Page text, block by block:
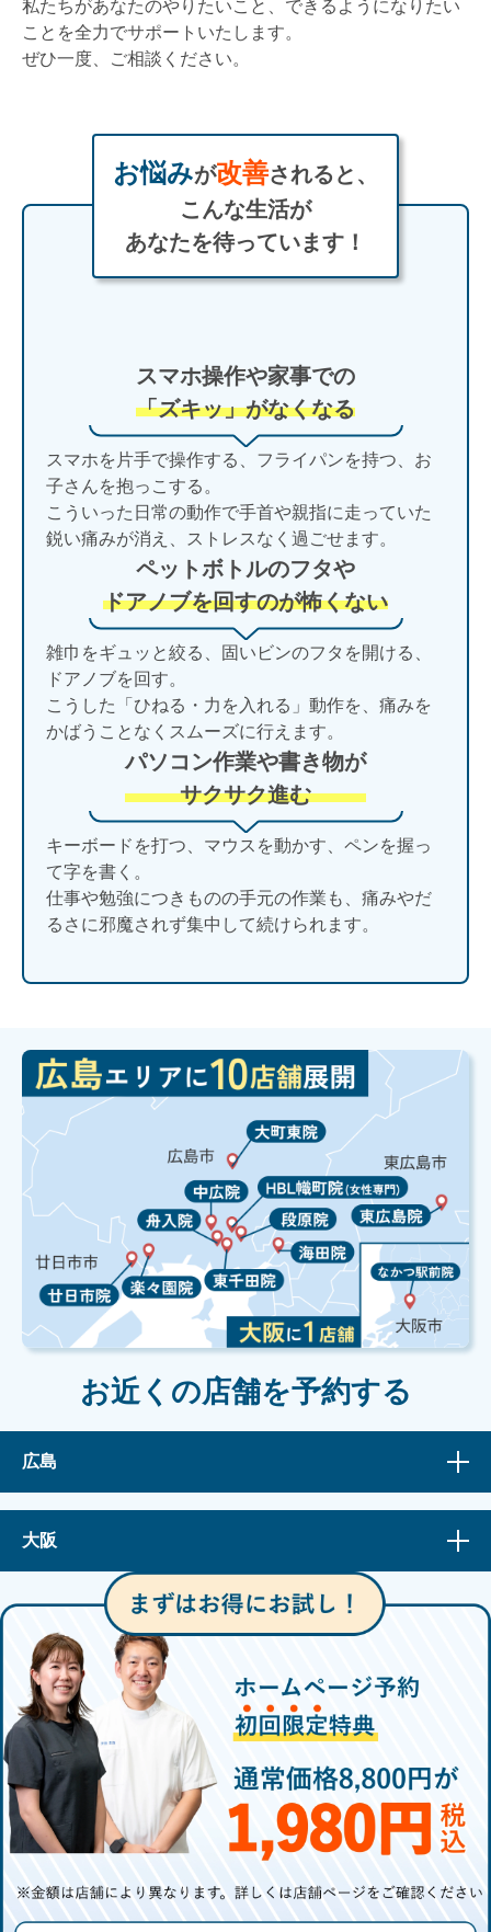
私たちがあなたのやりたいこと、できるようになりたい
ことを全力でサポートいたします。
ぜひ一度、ご相談ください。
お悩みが改善されると、
こんな生活が
あなたを待っています！
スマホ操作や家事での
「ズキッ」がなくなる
スマホを片手で操作する、フライパンを持つ、お
子さんを抱っこする。
こういった日常の動作で手首や親指に走っていた
鋭い痛みが消え、ストレスなく過ごせます。
ペットボトルのフタや
ドアノブを回すのが怖くない
雑巾をギュッと絞る、固いビンのフタを開ける、
ドアノブを回す。
こうした「ひねる・力を入れる」動作を、痛みを
かばうことなくスムーズに行えます。
パソコン作業や書き物が
サクサク進む
キーボードを打つ、マウスを動かす、ペンを握っ
て字を書く。
仕事や勉強につきものの手元の作業も、痛みやだ
るさに邪魔されず集中して続けられます。
お近くの店舗を予約する
広島
大阪